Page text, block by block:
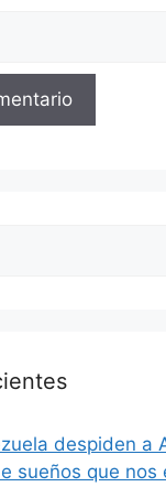
despiden a
sueños que nos